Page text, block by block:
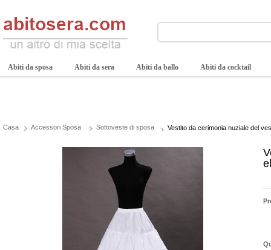
Abiti da sposa Abiti da sera Abiti da ballo Abiti da cocktail
Casa Accessori Sposa Sottoveste di sposa Vestito da cerimonia nuziale del